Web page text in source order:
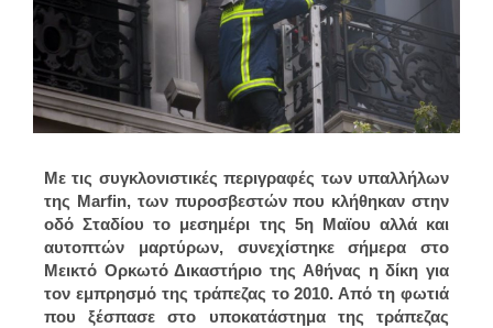
Με τις συγκλονιστικές περιγραφές των υπαλλήλων
της Marfin, των πυροσβεστών που κλήθηκαν στην
οδό Σταδίου το μεσημέρι της 5η Μαϊου αλλά και
αυτοπτών μαρτύρων, συνεχίστηκε σήμερα στο
Μεικτό Ορκωτό Δικαστήριο της Αθήνας η δίκη για
τον εμπρησμό της τράπεζας το 2010. Από τη φωτιά
που ξέσπασε στο υποκατάστημα της τράπεζας